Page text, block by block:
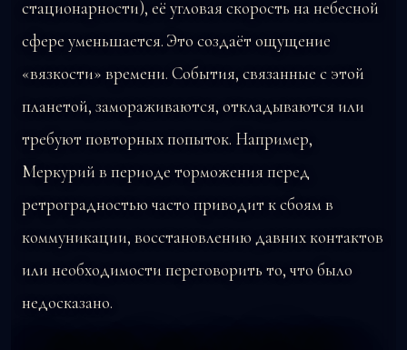
стационарности), её угловая скорость на небесной
сфере уменьшается. Это создаёт ощущение
«вязкости» времени. События, связанные с этой
планетой, замораживаются, откладываются или
требуют повторных попыток. Например,
Меркурий в периоде торможения перед
ретроградностью часто приводит к сбоям в
коммуникации, восстановлению давних контактов
или необходимости переговорить то, что было
недосказано.